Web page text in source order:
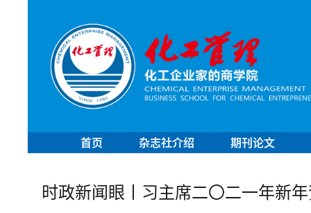
首页 杂志社介绍 期刊论文
时政新闻眼丨习主席二〇二一年新